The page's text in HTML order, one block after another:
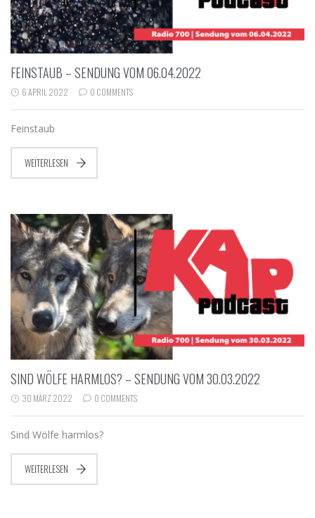
FEINSTAUB – SENDUNG VOM 06.04.2022
6 APRIL 2022 0 COMMENTS
Feinstaub
WEITERLESEN
SIND WÖLFE HARMLOS? – SENDUNG VOM 30.03.2022
30 MÄRZ 2022 0 COMMENTS
Sind Wölfe harmlos?
WEITERLESEN